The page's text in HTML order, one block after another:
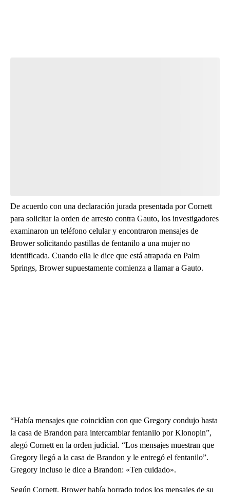
De acuerdo con una declaración jurada presentada por Cornett
para solicitar la orden de arresto contra Gauto, los investigadores
examinaron un teléfono celular y encontraron mensajes de
Brower solicitando pastillas de fentanilo a una mujer no
identificada. Cuando ella le dice que está atrapada en Palm
Springs, Brower supuestamente comienza a llamar a Gauto.
“Había mensajes que coincidían con que Gregory condujo hasta
la casa de Brandon para intercambiar fentanilo por Klonopin”,
alegó Cornett en la orden judicial. “Los mensajes muestran que
Gregory llegó a la casa de Brandon y le entregó el fentanilo”.
Gregory incluso le dice a Brandon: «Ten cuidado».
Según Cornett, Brower había borrado todos los mensajes de su